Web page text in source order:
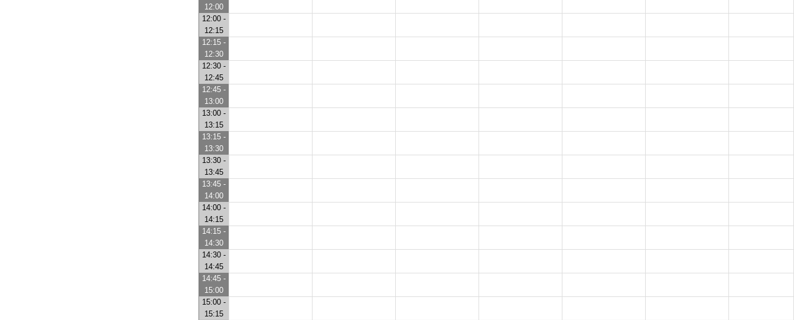
12:00
12:00 -
12:15
12:15 -
12:30
12:30 -
12:45
12:45 -
13:00
13:00 -
13:15
13:15 -
13:30
13:30 -
13:45
13:45 -
14:00
14:00 -
14:15
14:15 -
14:30
14:30 -
14:45
14:45 -
15:00
15:00 -
15:15